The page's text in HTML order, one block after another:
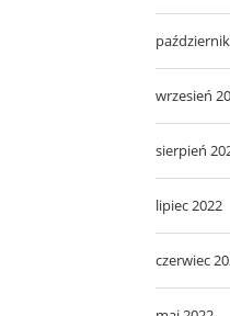
wrzesień
sierpień
lipiec 2022
czerwiec